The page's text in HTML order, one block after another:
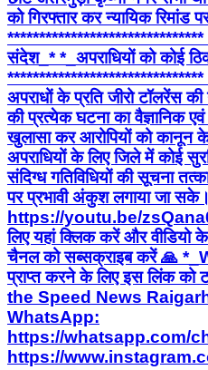
को गिरफ्तार कर न्यायिक रिमांड
*******************************
संदेश_* *_अपराधियों को कोई
*******************************
अपराधों के प्रति जीरो टॉलरेंस की
की प्रत्येक घटना का वैज्ञानिक
खुलासा कर आरोपियों को कानून के
अपराधियों के लिए जिले में कोई
संदिग्ध गतिविधियों की सूचना
पर प्रभावी अंकुश लगाया जा
https://youtu.be/
लिए यहां क्लिक करें और वीडियो
चैनल को सब्सक्राइब करें 🙏
प्राप्त करने के लिए इस लिंक
the Speed News
WhatsApp:
https://whatsapp.com/
https://